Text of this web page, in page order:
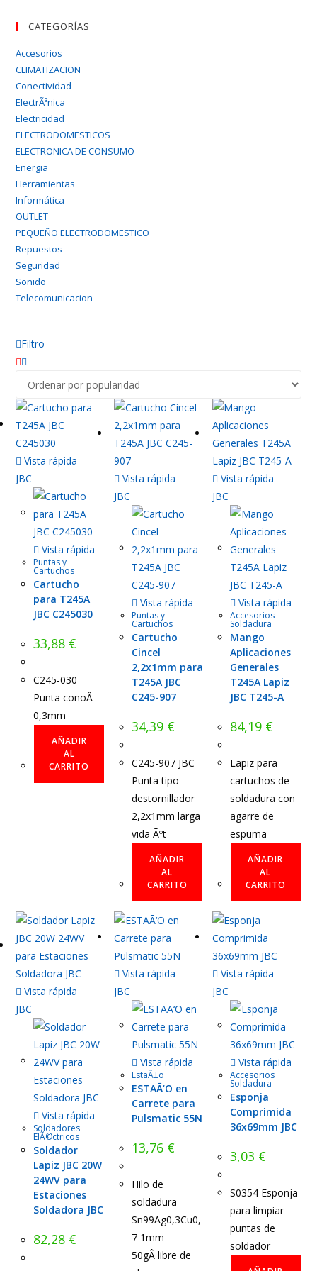
CATEGORÍAS
Accesorios
CLIMATIZACION
Conectividad
ElectrÃ³nica
Electricidad
ELECTRODOMESTICOS
ELECTRONICA DE CONSUMO
Energia
Herramientas
Informática
OUTLET
PEQUEÑO ELECTRODOMESTICO
Repuestos
Seguridad
Sonido
Telecomunicacion
Filtro
Vista rápida
JBC
Vista rápida
Puntas y
Cartuchos
Cartucho
para T245A
JBC C245030
33,88 €
C245-030
Punta conoÂ
0,3mm
AÑADIR
AL
CARRITO
Vista rápida
JBC
Vista rápida
Puntas y
Cartuchos
Cartucho
Cincel
2,2x1mm para
T245A JBC
C245-907
34,39 €
C245-907 JBC
Punta tipo
destornillador
2,2x1mm larga
vida Ãºt
AÑADIR
AL
CARRITO
Vista rápida
JBC
Vista rápida
Accesorios
Soldadura
Mango
Aplicaciones
Generales
T245A Lapiz
JBC T245-A
84,19 €
Lapiz para
cartuchos de
soldadura con
agarre de
espuma
AÑADIR
AL
CARRITO
Vista rápida
JBC
Vista rápida
Soldadores
ElÃ©ctricos
Soldador
Lapiz JBC 20W
24WV para
Estaciones
Soldadora JBC
82,28 €
Vista rápida
JBC
Vista rápida
EstaÃ±o
ESTAÃ‘O en
Carrete para
Pulsmatic 55N
13,76 €
Hilo de
soldadura
Sn99Ag0,3Cu0,
7 1mm
50gÂ libre de
Vista rápida
JBC
Vista rápida
Accesorios
Soldadura
Esponja
Comprimida
36x69mm JBC
3,03 €
S0354 Esponja
para limpiar
puntas de
soldador